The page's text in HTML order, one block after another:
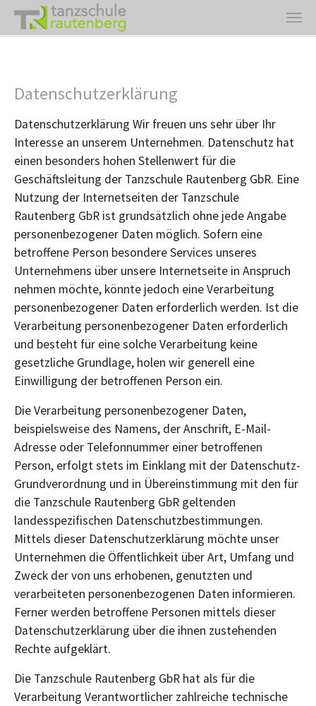
Datenschutzerklärung
Datenschutzerklärung Wir freuen uns sehr über Ihr
Interesse an unserem Unternehmen. Datenschutz hat
einen besonders hohen Stellenwert für die
Geschäftsleitung der Tanzschule Rautenberg GbR. Eine
Nutzung der Internetseiten der Tanzschule
Rautenberg GbR ist grundsätzlich ohne jede Angabe
personenbezogener Daten möglich. Sofern eine
betroffene Person besondere Services unseres
Unternehmens über unsere Internetseite in Anspruch
nehmen möchte, könnte jedoch eine Verarbeitung
personenbezogener Daten erforderlich werden. Ist die
Verarbeitung personenbezogener Daten erforderlich
und besteht für eine solche Verarbeitung keine
gesetzliche Grundlage, holen wir generell eine
Einwilligung der betroffenen Person ein.
Die Verarbeitung personenbezogener Daten,
beispielsweise des Namens, der Anschrift, E-Mail-
Adresse oder Telefonnummer einer betroffenen
Person, erfolgt stets im Einklang mit der Datenschutz-
Grundverordnung und in Übereinstimmung mit den für
die Tanzschule Rautenberg GbR geltenden
landesspezifischen Datenschutzbestimmungen.
Mittels dieser Datenschutzerklärung möchte unser
Unternehmen die Öffentlichkeit über Art, Umfang und
Zweck der von uns erhobenen, genutzten und
verarbeiteten personenbezogenen Daten informieren.
Ferner werden betroffene Personen mittels dieser
Datenschutzerklärung über die ihnen zustehenden
Rechte aufgeklärt.
Die Tanzschule Rautenberg GbR hat als für die
Verarbeitung Verantwortlicher zahlreiche technische